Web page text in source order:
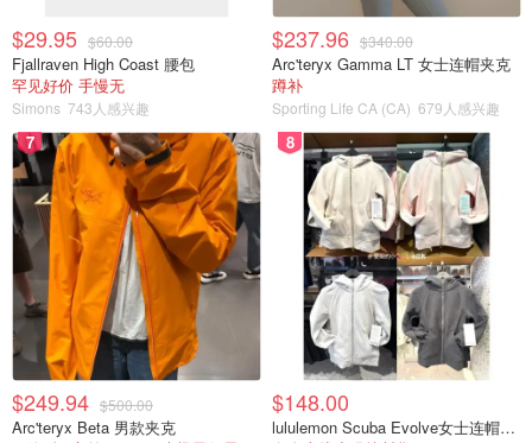
牙多点和谷歌快速配对。JLab 目前正在接受白色、石墨
色、鼠尾草色和淡紫色四种颜色耳机的预订，预计二月份开
始发货。
Jackery Explorer 100 Plus: $109
$29.95 $60.00
Fjallraven High Coast 腰包
罕见好价 手慢无
Simons 743人感兴趣
$237.96 $340.00
Arc'teryx Gamma LT 女士连帽夹克
蹲补
Sporting Life CA (CA) 679人感兴趣
7
$249.94 $500.00
Arc'teryx Beta 男款夹克
8
$148.00
lululemon Scuba Evolve女士连帽卫衣 全拉链